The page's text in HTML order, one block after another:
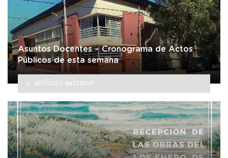
Asuntos Docentes – Cronograma de Actos
Públicos de esta semana
ARTÍCULO ANTERIOR